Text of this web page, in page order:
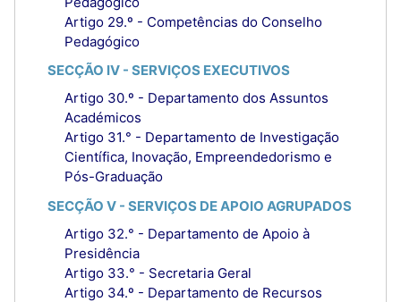
Artigo 29.º - Competências do Conselho
Pedagógico
SECÇÃO IV - SERVIÇOS EXECUTIVOS
Artigo 30.º - Departamento dos Assuntos
Académicos
Artigo 31.° - Departamento de Investigação
Científica, Inovação, Empreendedorismo e
Pós-Graduação
SECÇÃO V - SERVIÇOS DE APOIO AGRUPADOS
Artigo 32.° - Departamento de Apoio à
Presidência
Artigo 33.° - Secretaria Geral
Artigo 34.º - Departamento de Recursos